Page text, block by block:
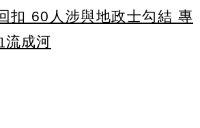
扣 60人涉與地政士勾結 專
流成河